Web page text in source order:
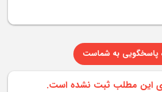
پاسخگویی به شماست
این مطلب ثبت نشده است.